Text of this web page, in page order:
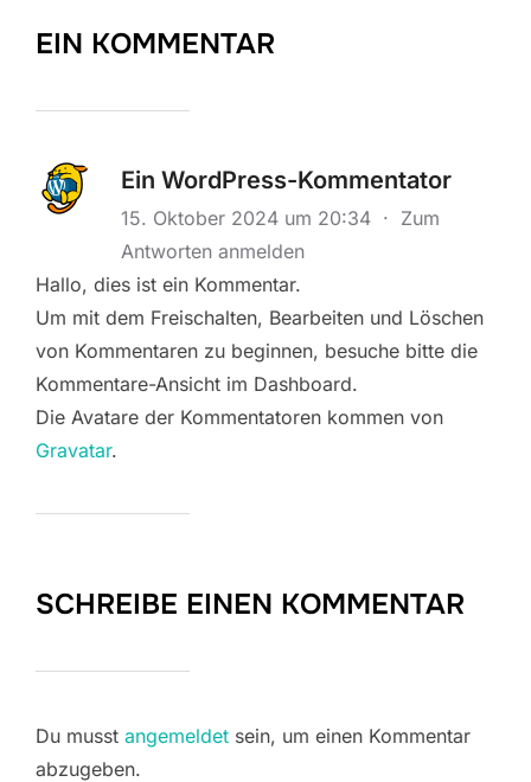
EIN KOMMENTAR
Ein WordPress-Kommentator
15. Oktober 2024 um 20:34 · Zum
Antworten anmelden
Hallo, dies ist ein Kommentar.
Um mit dem Freischalten, Bearbeiten und Löschen
von Kommentaren zu beginnen, besuche bitte die
Kommentare-Ansicht im Dashboard.
Die Avatare der Kommentatoren kommen von
Gravatar.
SCHREIBE EINEN KOMMENTAR
Du musst angemeldet sein, um einen Kommentar
abzugeben.